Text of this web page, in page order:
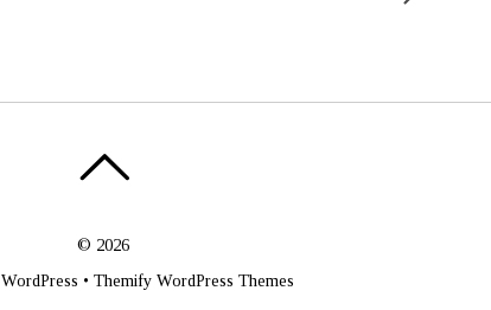
© 2026
WordPress • Themify WordPress Themes